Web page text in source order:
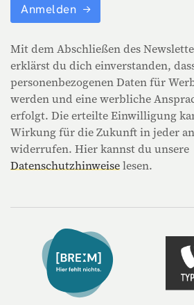
Anmelden
Mit dem Abschließen des
erklärst du dich einverstanden,
personenbezogenen Daten für
werden und eine werbliche
erfolgt. Die erteilte Einwilligung
Wirkung für die Zukunft in jeder
widerrufen. Hier kannst du unsere
Datenschutzhinweiselesen.